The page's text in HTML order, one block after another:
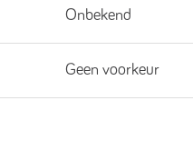
Onbekend
Geen voorkeur